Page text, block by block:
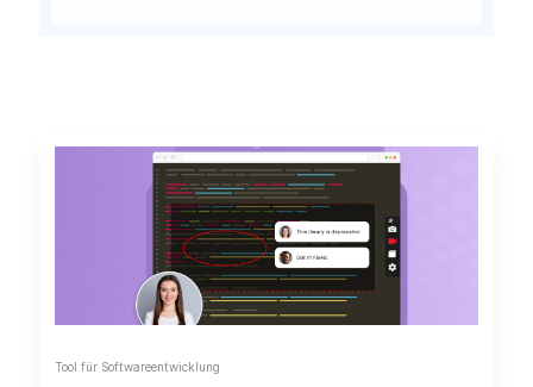
Tool für Softwareentwicklung